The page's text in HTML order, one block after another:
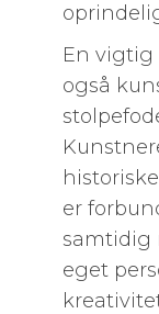
En vigtig
også
er
samtidig
eget